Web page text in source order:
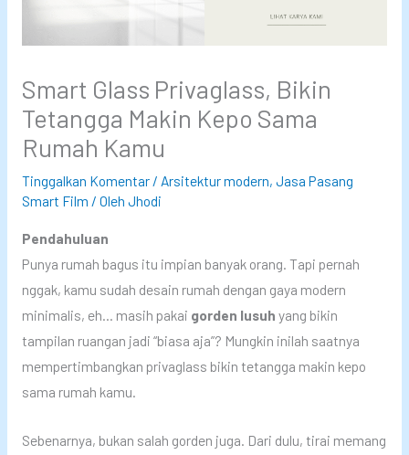
Smart Glass Privaglass, Bikin
Tetangga Makin Kepo Sama
Rumah Kamu
Tinggalkan Komentar / Arsitektur modern, Jasa Pasang
Smart Film / Oleh Jhodi
Pendahuluan
Punya rumah bagus itu impian banyak orang. Tapi pernah
nggak, kamu sudah desain rumah dengan gaya modern
minimalis, eh… masih pakai gorden lusuh yang bikin
tampilan ruangan jadi “biasa aja”? Mungkin inilah saatnya
mempertimbangkan privaglass bikin tetangga makin kepo
sama rumah kamu.
Sebenarnya, bukan salah gorden juga. Dari dulu, tirai memang